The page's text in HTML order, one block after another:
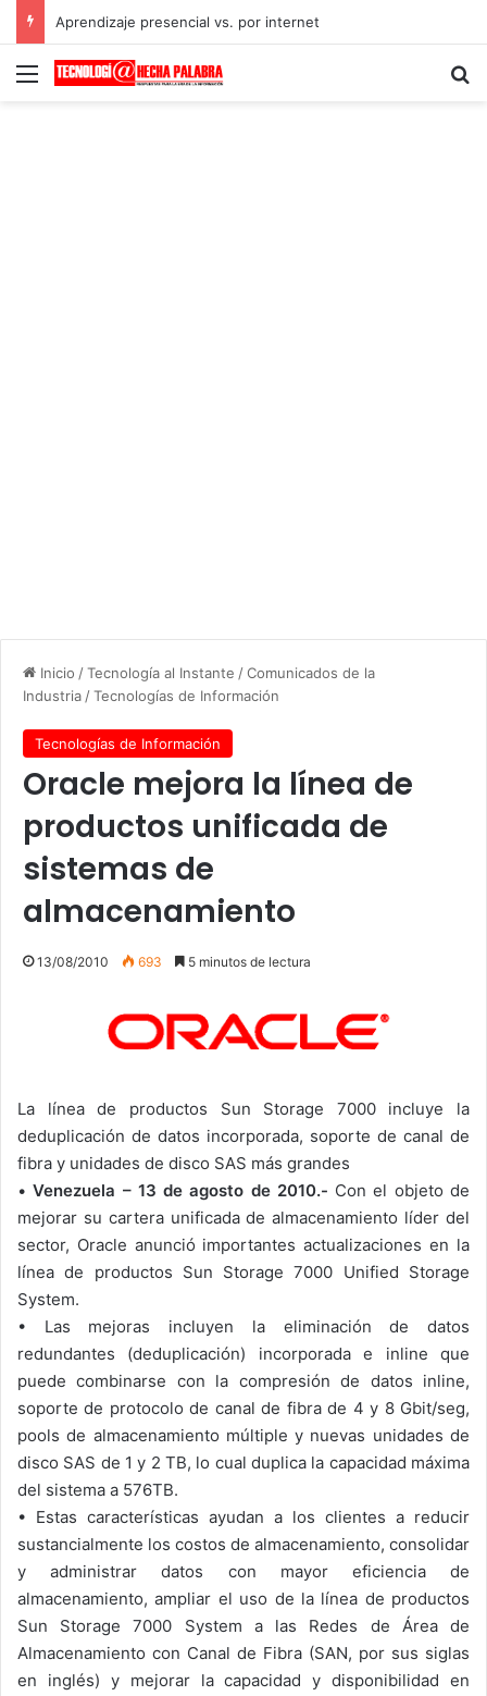
Aprendizaje presencial vs. por internet
Menú
Inicio /Tecnología al Instante /Comunicados de la
Industria /Tecnologías de Información
Tecnologías de Información
Oracle mejora la línea de
productos unificada de
sistemas de
almacenamiento
13/08/2010 693 5 minutos de lectura
La línea de productos Sun Storage 7000 incluye la
deduplicación de datos incorporada, soporte de canal de
fibra y unidades de disco SAS más grandes
• Venezuela – 13 de agosto de 2010.- Con el objeto de
mejorar su cartera unificada de almacenamiento líder del
sector, Oracle anunció importantes actualizaciones en la
línea de productos Sun Storage 7000 Unified Storage
System.
•
Las mejoras incluyen la eliminación de datos
redundantes (deduplicación) incorporada e inline que
puede combinarse con la compresión de datos inline,
soporte de protocolo de canal de fibra de 4 y 8 Gbit/seg,
pools de almacenamiento múltiple y nuevas unidades de
disco SAS de 1 y 2 TB, lo cual duplica la capacidad máxima
del sistema a 576TB.
• Estas características ayudan a los clientes a reducir
sustancialmente los costos de almacenamiento, consolidar
y administrar datos con mayor eficiencia de
almacenamiento, ampliar el uso de la línea de productos
Sun Storage 7000 System a las Redes de Área de
Almacenamiento con Canal de Fibra (SAN, por sus siglas
en inglés) y mejorar la capacidad y disponibilidad en